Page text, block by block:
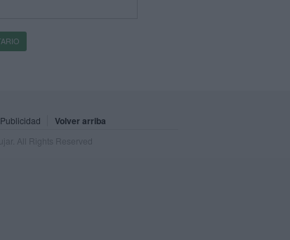
Publicidad Volver arriba